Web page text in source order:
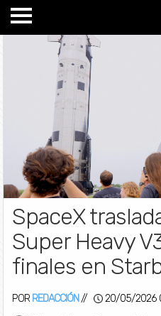
SpaceX
Super Heavy
finales en
POR REDACCIÓN // 20/05/2026